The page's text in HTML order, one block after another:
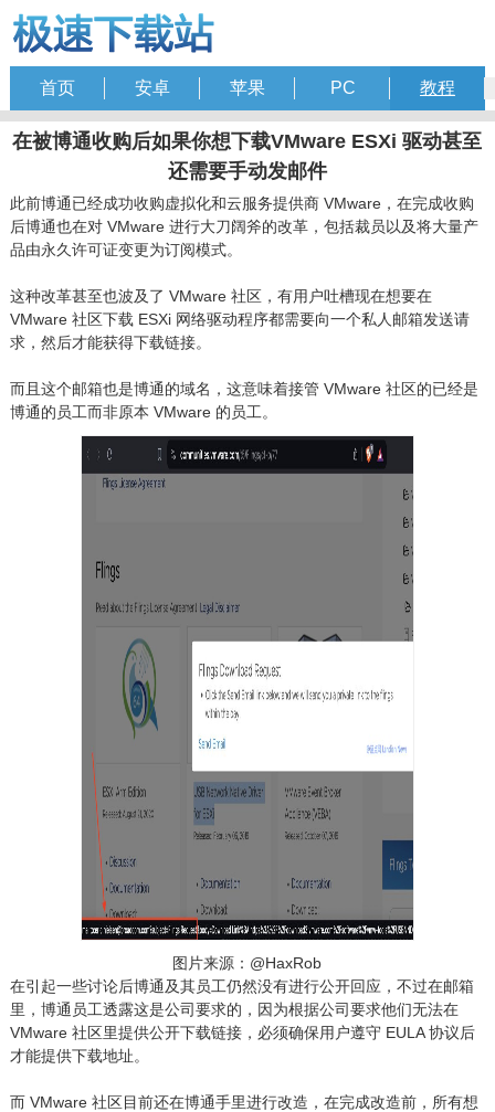
首页 安卓 苹果 PC 教程
在被博通收购后如果你想下载VMware ESXi 驱动甚至
还需要手动发邮件
此前博通已经成功收购虚拟化和云服务提供商 VMware，在完成收购
后博通也在对 VMware 进行大刀阔斧的改革，包括裁员以及将大量产
品由永久许可证变更为订阅模式。
这种改革甚至也波及了 VMware 社区，有用户吐槽现在想要在
VMware 社区下载 ESXi 网络驱动程序都需要向一个私人邮箱发送请
求，然后才能获得下载链接。
而且这个邮箱也是博通的域名，这意味着接管 VMware 社区的已经是
博通的员工而非原本 VMware 的员工。
图片来源：@HaxRob
在引起一些讨论后博通及其员工仍然没有进行公开回应，不过在邮箱
里，博通员工透露这是公司要求的，因为根据公司要求他们无法在
VMware 社区里提供公开下载链接，必须确保用户遵守 EULA 协议后
才能提供下载地址。
而 VMware 社区目前还在博通手里进行改造，在完成改造前，所有想